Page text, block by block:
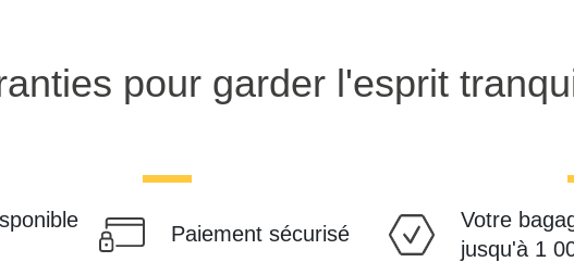
pour garder l'esprit
Paiement sécurisé
Votre
jusqu'à 1